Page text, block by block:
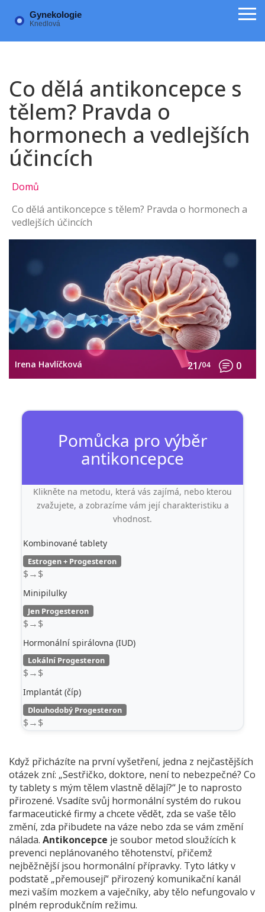
Co dělá antikoncepce s
tělem? Pravda o
hormonech a vedlejších
účincích
Domů
Co dělá antikoncepce s tělem? Pravda o hormonech a
vedlejších účincích
Irena Havlíčková 21/04 0
Pomůcka pro výběr
antikoncepce
Klikněte na metodu, která vás zajímá, nebo kterou
zvažujete, a zobrazíme vám její charakteristiku a
vhodnost.
Kombinované tablety
Estrogen + Progesteron
$→$
Minipilulky
Jen Progesteron
$→$
Hormonální spirálovna (IUD)
Lokální Progesteron
$→$
Implantát (číp)
Dlouhodobý Progesteron
$→$
Když přicházíte na první vyšetření, jedna z nejčastějších
otázek zní: „Sestřičko, doktore, není to nebezpečné? Co
ty tablety s mým tělem vlastně dělají?“ Je to naprosto
přirozené. Vsadíte svůj hormonální systém do rukou
farmaceutické firmy a chcete vědět, zda se vaše tělo
změní, zda přibudete na váze nebo zda se vám změní
nálada. Antikoncepce je soubor metod sloužících k
prevenci neplánovaného těhotenství, přičemž
nejběžnější jsou hormonální přípravky. Tyto látky v
podstatě „přemousejí“ přirozený komunikační kanál
mezi vaším mozkem a vaječníky, aby tělo nefungovalo v
plném reprodukčním režimu.